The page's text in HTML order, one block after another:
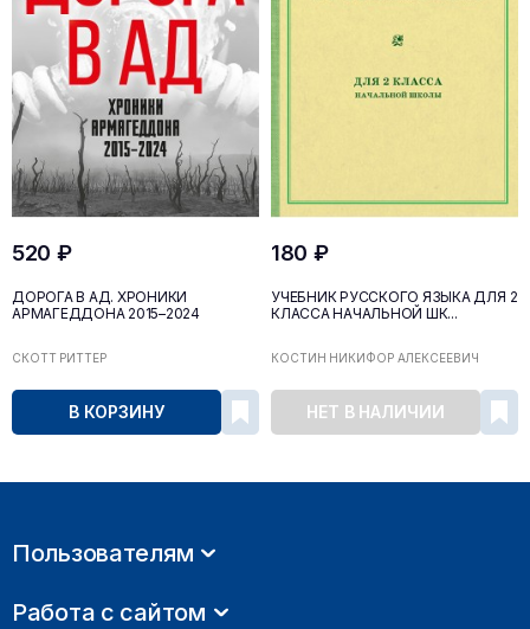
520 ₽
ДОРОГА В АД. ХРОНИКИ
АРМАГЕДДОНА 2015–2024
СКОТТ РИТТЕР
В КОРЗИНУ
180 ₽
УЧЕБНИК РУССКОГО ЯЗЫКА ДЛЯ 2
КЛАССА НАЧАЛЬНОЙ ШК...
КОСТИН НИКИФОР АЛЕКСЕЕВИЧ
НЕТ В НАЛИЧИИ
Пользователям
Работа с сайтом